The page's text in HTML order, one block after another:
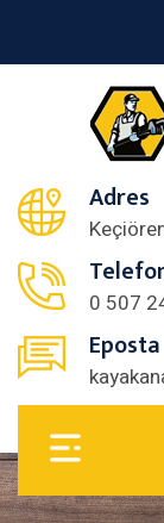
Adres
0 507
Eposta